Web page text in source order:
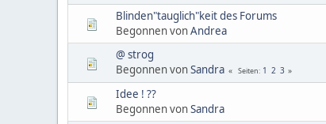
Blinden"tauglich"keit des Forums
Begonnen vonAndrea
@ strog
Begonnen vonSandra Seiten 1 2 3
Idee ! ??
Begonnen vonSandra